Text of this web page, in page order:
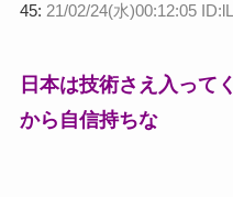
45: 21/02/24(水)00:12:05
日本は技術さえ入って
から自信持ちな